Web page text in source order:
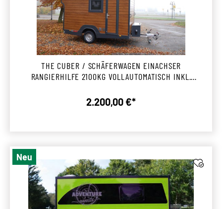
THE CUBER / SCHÄFERWAGEN EINACHSER
RANGIERHILFE 2100KG VOLLAUTOMATISCH INKL.
Regulärer Preis:
2.200,00 €*
Neu